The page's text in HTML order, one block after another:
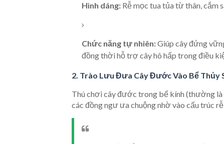
Hình dáng: Rễ mọc tua tủa từ thân, cắm
Chức năng tự nhiên:Giúp cây đứng
đồng thời hỗ trợ cây hô hấp trong điều
2. Trào Lưu Đưa Cây Đước Vào Bể Thủy
Thú chơi cây đước trong bể kính (thường
các đồng ngư ưa chuộng nhờ vào cấu trúc